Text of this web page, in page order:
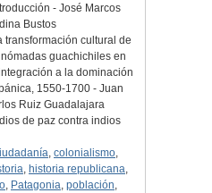
- José Marcos
Bustos
transformación cultural de
nómadas guachichiles en
a la dominación
1550-1700 - Juan
Ruiz Guadalajara
de paz contra indios
, colonialismo,
, historia republicana,
, Patagonia, población,